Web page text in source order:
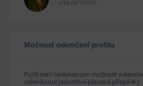
VEŘEJNÝ PROFIL
Možnost odemčení profilu
Profil není nastaven pro možnost
odemknout jednotlivé placené příspěvky